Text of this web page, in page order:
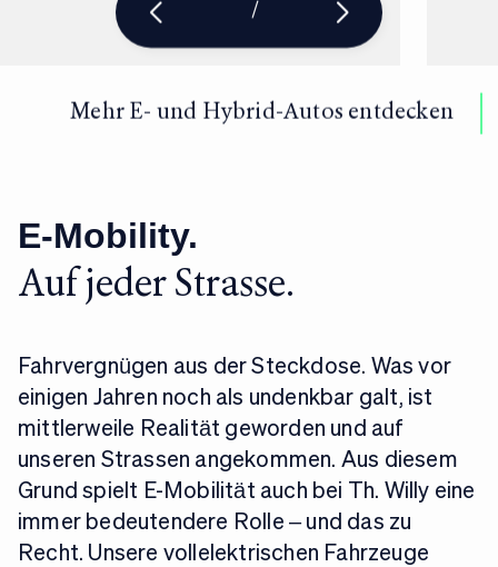
Mehr E- und Hybrid-Autos entdecken
/
E-Mobility.
Auf jeder Strasse.
Fahrvergnügen aus der Steckdose. Was vor
einigen Jahren noch als undenkbar galt, ist
mittlerweile Realität geworden und auf
unseren Strassen angekommen. Aus diesem
Grund spielt E-Mobilität auch bei Th. Willy eine
immer bedeutendere Rolle – und das zu
Recht. Unsere vollelektrischen Fahrzeuge